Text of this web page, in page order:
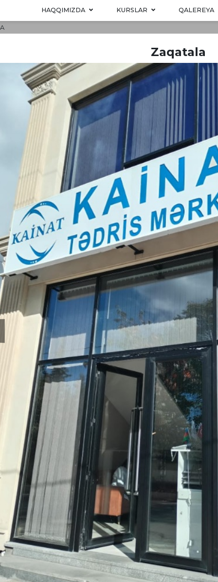
HAQQIMIZDA KURSLAR QALEREYA
Zaqatala